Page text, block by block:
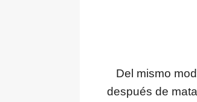
Del mismo
después de